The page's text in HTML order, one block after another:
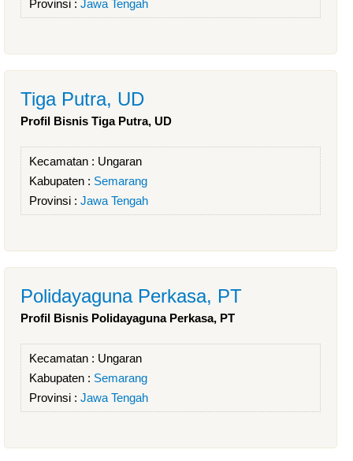
Provinsi : Jawa Tengah
Tiga Putra, UD
Profil Bisnis Tiga Putra, UD
Kecamatan : Ungaran
Kabupaten : Semarang
Provinsi : Jawa Tengah
Polidayaguna Perkasa, PT
Profil Bisnis Polidayaguna Perkasa, PT
Kecamatan : Ungaran
Kabupaten : Semarang
Provinsi : Jawa Tengah